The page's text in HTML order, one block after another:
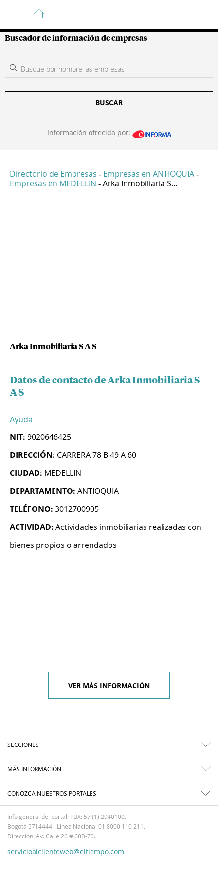
Guía de Empresas Colombianas
Buscador de información de empresas
BUSCAR
Información ofrecida por:
Directorio de Empresas - Empresas en ANTIOQUIA -
Empresas en MEDELLIN - Arka Inmobiliaria S...
Arka Inmobiliaria S A S
Datos de contacto de Arka Inmobiliaria S
A S
Ayuda
NIT: 9020646425
DIRECCIÓN: CARRERA 78 B 49 A 60
CIUDAD: MEDELLIN
DEPARTAMENTO: ANTIOQUIA
TELÉFONO: 3012700905
ACTIVIDAD: Actividades inmobiliarias realizadas con
bienes propios o arrendados
VER MÁS INFORMACIÓN
SECCIONES
MÁS INFORMACIÓN
CONOZCA NUESTROS PORTALES
Info general del portal: PBX: 57 (1) 2940100.
Bogotá 5714444 - Línea Nacional 01 8000 110 211.
Dirección: Av. Calle 26 # 68B-70.
servicioalclienteweb@eltiempo.com